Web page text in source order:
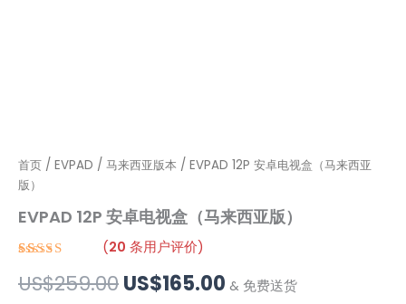
首页 / EVPAD / 马来西亚版本 / EVPAD 12P 安卓电视盒（马来西亚
版）
EVPAD 12P 安卓电视盒（马来西亚版）
/ 5，已有
位客户进行
(20 条用户评价)
US$259.00
原
价
为：
US$259.00。
US$165.00
当
前
& 免费送货
EVPAD
12P
卓
视
（马